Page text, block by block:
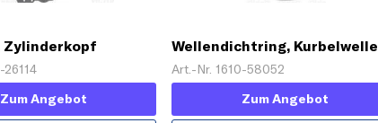
Zylinderkopf
26114
Zum Angebot
Wellendichtring, Kurbelwelle
Art.-Nr. 1610-58052
Zum Angebot